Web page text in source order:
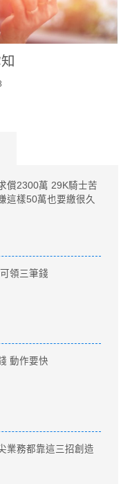
償2300萬 29K騎士苦
這樣50萬也要繳很久
領三筆錢
動作要快
業務都靠這三招創造